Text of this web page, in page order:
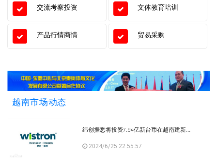
交流考察投资 文体教育培训
产品行情商情 贸易采购
越南市场动态
纬创据悉将投资7.94亿新台币在越南建新...
2024/6/25 22:55:57